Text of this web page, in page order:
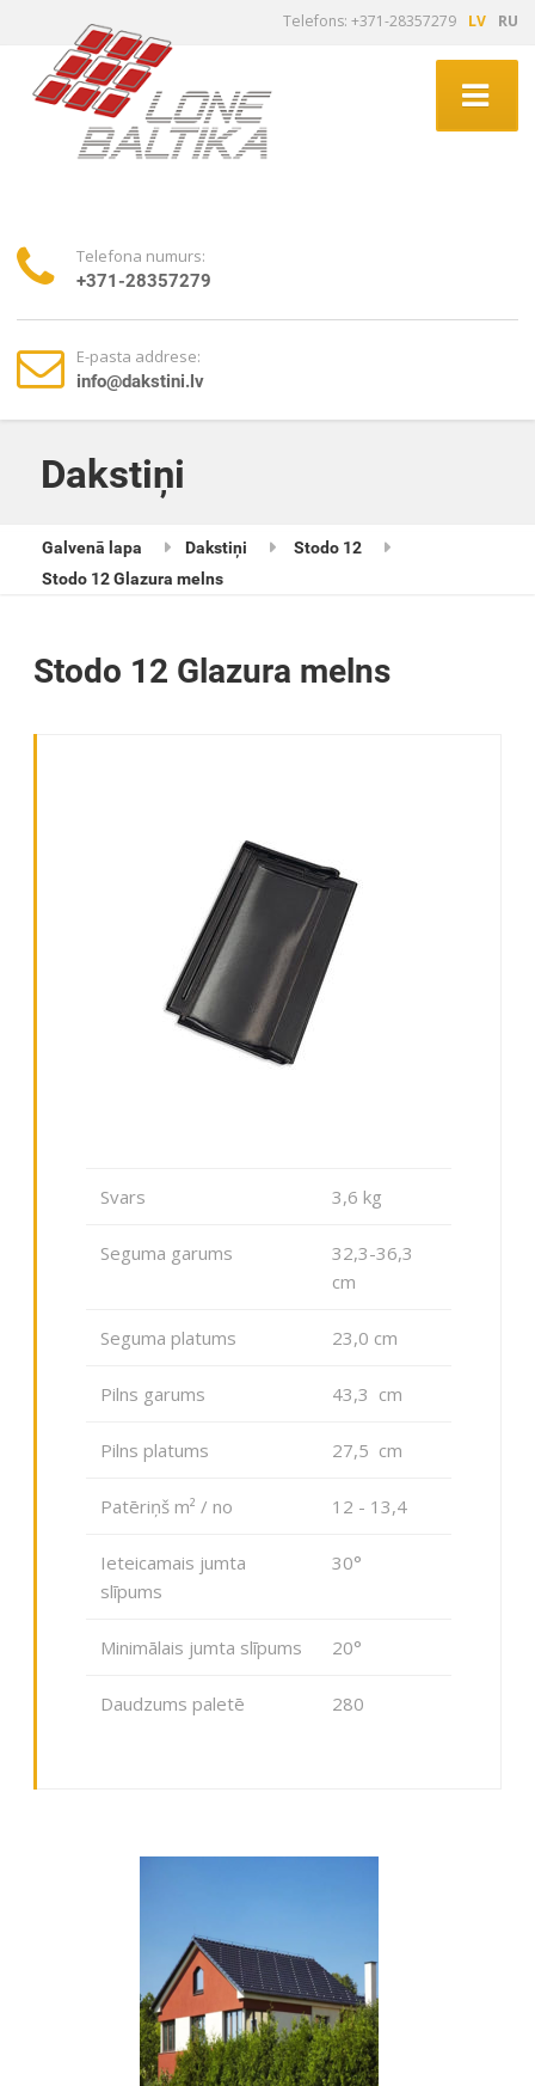
Telefons: +371-28357279 LV RU
Telefona numurs:
+371-28357279
E-pasta addrese:
info@dakstini.lv
Dakstiņi
Galvenā lapa Dakstiņi
Stodo 12
Stodo 12 Glazura melns
Stodo 12 Glazura melns
Svars 3,6 kg
Seguma garums
32,3-36,3
cm
Seguma platums 23,0 cm
Pilns garums 43,3 cm
Pilns platums 27,5 cm
Patēriņš m² / no 12 - 13,4
Ieteicamais jumta
slīpums
30°
Minimālais jumta slīpums 20°
Daudzums paletē 280